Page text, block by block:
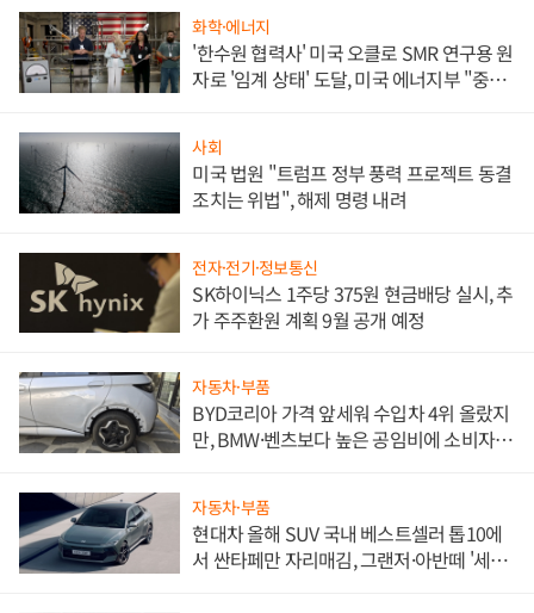
화학·에너지
'한수원 협력사' 미국 오클로 SMR 연구용 원
자로 '임계 상태' 도달, 미국 에너지부 "중요
사회
미국 법원 "트럼프 정부 풍력 프로젝트 동결
조치는 위법", 해제 명령 내려
전자·전기·정보통신
SK하이닉스 1주당 375원 현금배당 실시, 추
가 주주환원 계획 9월 공개 예정
자동차·부품
BYD코리아 가격 앞세워 수입차 4위 올랐지
만, BMW·벤츠보다 높은 공임비에 소비자
자동차·부품
현대차 올해 SUV 국내 베스트셀러 톱10에
서 싼타페만 자리매김, 그랜저·아반떼 '세단